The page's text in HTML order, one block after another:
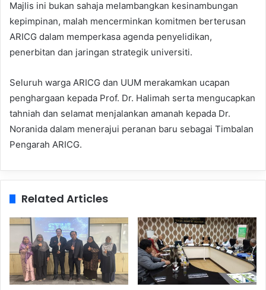
Majlis ini bukan sahaja melambangkan kesinambungan
kepimpinan, malah mencerminkan komitmen berterusan
ARICG dalam memperkasa agenda penyelidikan,
penerbitan dan jaringan strategik universiti.
Seluruh warga ARICG dan UUM merakamkan ucapan
penghargaan kepada Prof. Dr. Halimah serta mengucapkan
tahniah dan selamat menjalankan amanah kepada Dr.
Noranida dalam menerajui peranan baru sebagai Timbalan
Pengarah ARICG.
Related Articles